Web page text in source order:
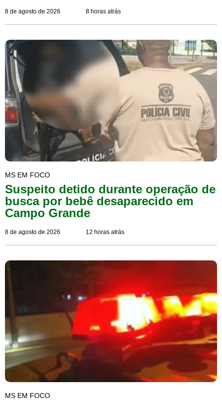
8 de agosto de 2026 8 horas atrás
MS EM FOCO
Suspeito detido durante operação de
busca por bebê desaparecido em
Campo Grande
8 de agosto de 2026 12 horas atrás
MS EM FOCO